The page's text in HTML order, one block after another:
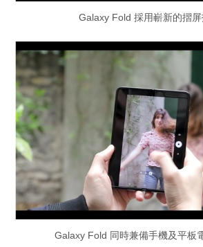
Galaxy Fold 採用嶄新的摺屏
Galaxy Fold 同時兼備手機及平板